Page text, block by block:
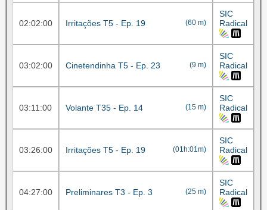
02:02:00 Irritações T5 - Ep. 19 (60 m)
SIC
Radical
03:02:00 Cinetendinha T5 - Ep. 23 (9 m)
SIC
Radical
03:11:00 Volante T35 - Ep. 14 (15 m)
SIC
Radical
03:26:00 Irritações T5 - Ep. 19 (01h:01m)
SIC
Radical
04:27:00 Preliminares T3 - Ep. 3 (25 m)
SIC
Radical